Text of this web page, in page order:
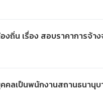
ถิ่น เรื่อง สอบราคาการจ้า
ลเป็นพนักงานสถานธนานุ